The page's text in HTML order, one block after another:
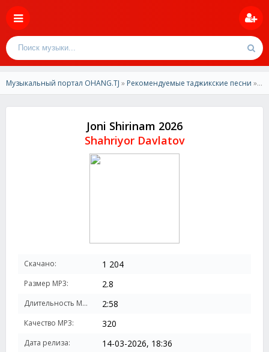
Музыкальный портал OHANG.TJ » Рекомендуемые таджикские песни » Shahriyor Davlatov -Joni Shirinam 2026
Joni Shirinam 2026
Shahriyor Davlatov
Скачано: 1 204
Размер MP3: 2.8
Длительность MP3: 2:58
Качество MP3: 320
Дата релиза: 14-03-2026, 18:36